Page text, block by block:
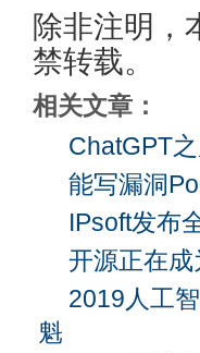
除非注明，
禁转载。
相关文章：
ChatGPT
能写漏洞
IPsoft发布
开源正在
2019人工
魁